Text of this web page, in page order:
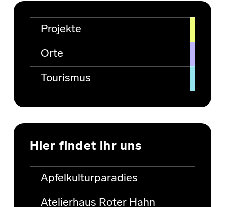
Projekte
Orte
Tourismus
Hier findet ihr uns
Apfelkulturparadies
Atelierhaus Roter Hahn